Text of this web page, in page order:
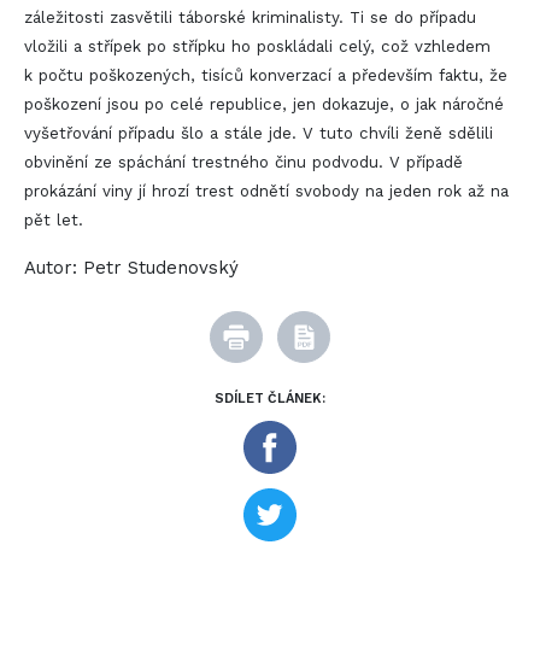
SDÍLET ČLÁNEK:
záležitosti zasvětili táborské kriminalisty. Ti se do případu
vložili a střípek po střípku ho poskládali celý, což vzhledem
k počtu poškozených, tisíců konverzací a především faktu, že
poškození jsou po celé republice, jen dokazuje, o jak náročné
vyšetřování případu šlo a stále jde. V tuto chvíli ženě sdělili
obvinění ze spáchání trestného činu podvodu. V případě
prokázání viny jí hrozí trest odnětí svobody na jeden rok až na
pět let.
Autor: Petr Studenovský